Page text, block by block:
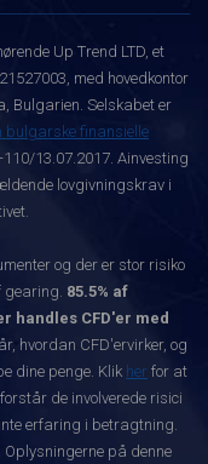
Up Trend LTD, et
med hovedkontor
Bulgarien. Selskabet er
bulgarske finansielle
13.07.2017. Ainvesting
lovgivningskrav i
og der er stor risiko
gearing. 85.5% af
handles CFD'er med
hvordan CFD'ervirker, og
dine penge. Klik her for at
de involverede risici
erfaring i betragtning.
på denne